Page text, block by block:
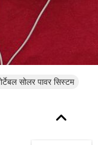
सोलर पावर सिस्टम